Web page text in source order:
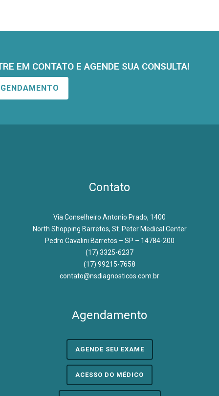
EM CONTATO E AGENDE SUA CONSULTA!
Contato
Via Conselheiro Antonio Prado, 1400
North Shopping Barretos, St. Peter Medical Center
Pedro Cavalini Barretos – SP – 14784-200
(17) 3325-6237
(17) 99215-7658
contato@nsdiagnosticos.com.br
Agendamento
AGENDE SEU EXAME
ACESSO DO MÉDICO